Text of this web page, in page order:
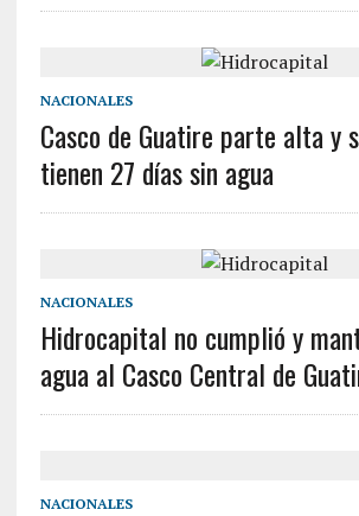
NACIONALES
Casco de Guatire parte alta y
tienen 27 días sin agua
NACIONALES
Hidrocapital no cumplió y
agua al Casco Central de
NACIONALES